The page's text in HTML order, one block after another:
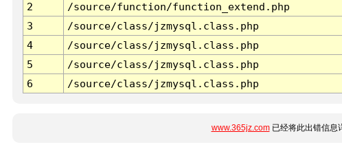
2
/source/function/function_extend.php
3
/source/class/jzmysql.class.php
4
/source/class/jzmysql.class.php
5
/source/class/jzmysql.class.php
6
/source/class/jzmysql.class.php
www.365jz.com已经将此出错信息